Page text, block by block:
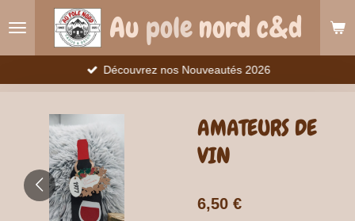
au
Au polenord c&d
Découvrez nos Nouveautés 2026
AMATEURS DE
VIN
6,50 €